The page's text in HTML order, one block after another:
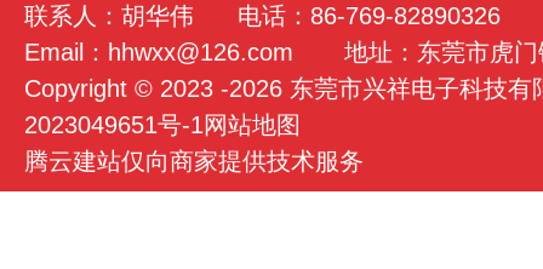
联系人：胡华伟 电话：86-769-82890326
Email：hhwxx@126.com 地址：东莞市虎
Copyright © 2023 -2026 东莞市兴祥电子科技
2023049651号-1网站地图
腾云建站仅向商家提供技术服务